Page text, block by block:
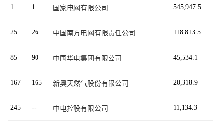
1 1 国家电网有限公司 545,947.5
25 26 中国南方电网有限责任公司 118,813.5
85 90 中国华电集团有限公司 45,534.1
167 165 新奥天然气股份有限公司 20,318.9
245 -- 中电控股有限公司 11,134.3